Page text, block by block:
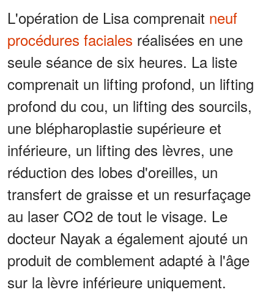
L'opération de Lisa comprenait neuf
procédures faciales réalisées en une
seule séance de six heures. La liste
comprenait un lifting profond, un lifting
profond du cou, un lifting des sourcils,
une blépharoplastie supérieure et
inférieure, un lifting des lèvres, une
réduction des lobes d'oreilles, un
transfert de graisse et un resurfaçage
au laser CO2 de tout le visage. Le
docteur Nayak a également ajouté un
produit de comblement adapté à l'âge
sur la lèvre inférieure uniquement.